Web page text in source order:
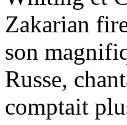
Zakarian
son
Russe,
comptait